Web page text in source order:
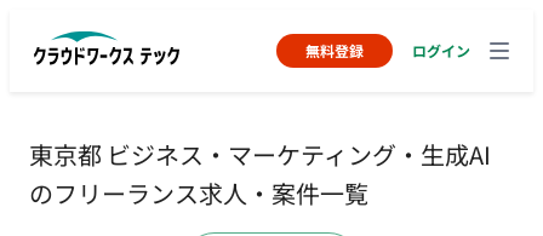
無料登録 ログイン
東京都 ビジネス・マーケティング・生成AI
のフリーランス求人・案件一覧